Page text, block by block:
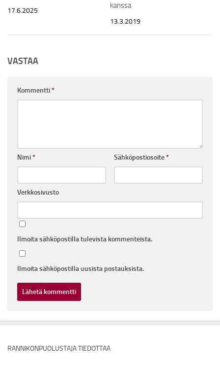
17.6.2025
kanssa
13.3.2019
VASTAA
Kommentti*
Nimi* Sähköpostiosoite*
Verkkosivusto
Ilmoita sähköpostilla tulevista kommenteista.
Ilmoita sähköpostilla uusista postauksista.
RANNIKONPUOLUSTAJA TIEDOTTAA